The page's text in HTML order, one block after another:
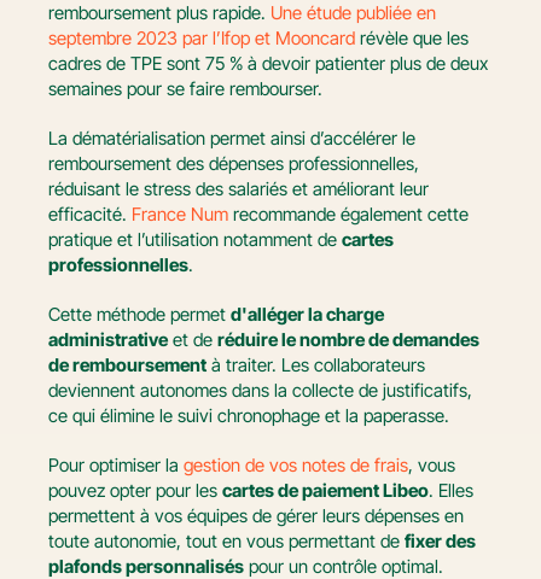
remboursement plus rapide. Une étude publiée en
septembre 2023 par l’Ifop et Mooncard révèle que les
cadres de TPE sont 75 % à devoir patienter plus de deux
semaines pour se faire rembourser.
La dématérialisation permet ainsi d’accélérer le
remboursement des dépenses professionnelles,
réduisant le stress des salariés et améliorant leur
efficacité. France Num recommande également cette
pratique et l’utilisation notamment de cartes
professionnelles.
Cette méthode permet d'alléger la charge
administrative et de réduire le nombre de demandes
de remboursement à traiter. Les collaborateurs
deviennent autonomes dans la collecte de justificatifs,
ce qui élimine le suivi chronophage et la paperasse.
Pour optimiser la gestion de vos notes de frais, vous
pouvez opter pour les cartes de paiement Libeo. Elles
permettent à vos équipes de gérer leurs dépenses en
toute autonomie, tout en vous permettant de fixer des
plafonds personnalisés pour un contrôle optimal.